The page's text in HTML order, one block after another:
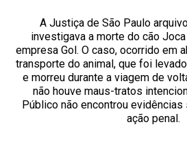
A Justiça de São Paulo
investigava a morte do cão
empresa Gol. O caso, ocorrido em
transporte do animal, que foi
e morreu durante a viagem de
não houve maus-tratos
Público não encontrou
ação penal.